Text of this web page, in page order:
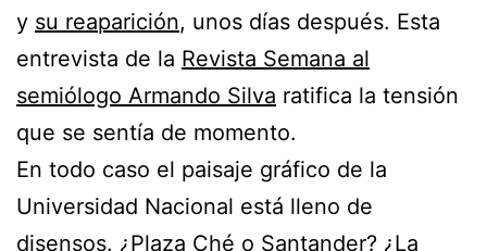
y su reaparición, unos días después. Esta
entrevista de la Revista Semana al
semiólogo Armando Silva ratifica la tensión
que se sentía de momento.
En todo caso el paisaje gráfico de la
Universidad Nacional está lleno de
disensos. ¿Plaza Ché o Santander? ¿La